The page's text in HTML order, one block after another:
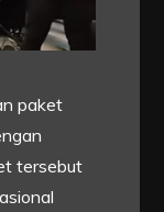
paket
tersebut